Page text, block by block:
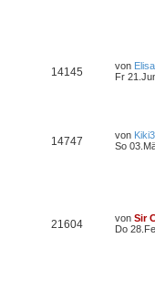
14145 von
Fr
14747 von
So
21604 von Sir
Do